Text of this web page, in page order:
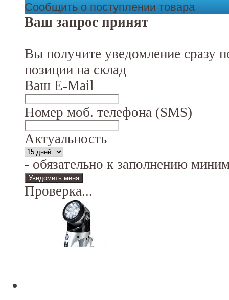
Сообщить о поступлении товара
Ваш запрос принят
Вы получите уведомление сразу
позиции на склад
Ваш E-Mail
Номер моб. телефона (SMS)
Актуальность
- обязательно к заполнению
Проверка...